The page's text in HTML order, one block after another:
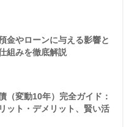
金やローンに与える影響と
組みを徹底解説
（変動10年）完全ガイド：
ット・デメリット、賢い活